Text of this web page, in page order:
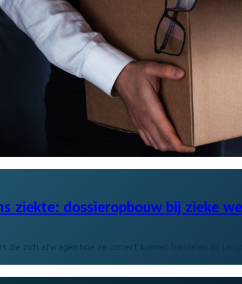
ziekte: dossieropbouw bij zieke
die zich afvragen hoe ze correct kunnen handelen bij